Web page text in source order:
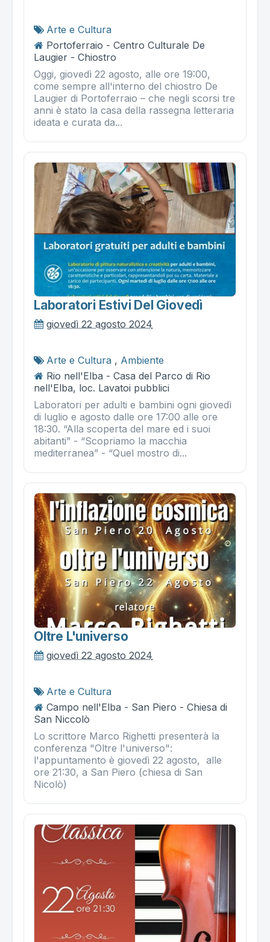
Arte e Cultura
Portoferraio - Centro Culturale De
Laugier - Chiostro
Oggi, giovedì 22 agosto, alle ore 19:00,
come sempre all'interno del chiostro De
Laugier di Portoferraio – che negli scorsi tre
anni è stato la casa della rassegna letteraria
ideata e curata da...
Laboratori Estivi Del Giovedì
giovedì 22 agosto 2024
Arte e Cultura , Ambiente
Rio nell'Elba - Casa del Parco di Rio
nell'Elba, loc. Lavatoi pubblici
Laboratori per adulti e bambini ogni giovedì
di luglio e agosto dalle ore 17:00 alle ore
18:30. “Alla scoperta del mare ed i suoi
abitanti” - “Scopriamo la macchia
mediterranea” - “Quel mostro di...
Oltre L'universo
giovedì 22 agosto 2024
Arte e Cultura
Campo nell'Elba - San Piero - Chiesa di
San Niccolò
Lo scrittore Marco Righetti presenterà la
conferenza "Oltre l'universo":
l'appuntamento è giovedì 22 agosto, alle
ore 21:30, a San Piero (chiesa di San
Nicolò)